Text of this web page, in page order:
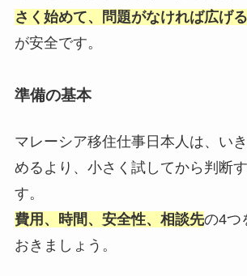
さく始めて、問題がなければ広げる
が安全です。
準備の基本
マレーシア移住仕事日本人は、い
めるより、小さく試してから判断
す。
費用、時間、安全性、相談先の4つ
おきましょう。